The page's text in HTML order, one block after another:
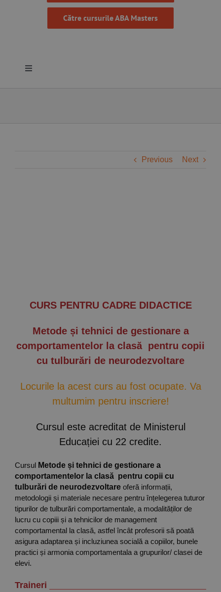
Către cursurile ABA Masters
Toggle
Previous Next
CURS PENTRU CADRE DIDACTICE
Metode și tehnici de gestionare a
comportamentelor la clasă pentru copii
cu tulburări de neurodezvoltare
Locurile la acest curs au fost ocupate. Va
multumim pentru inscriere!
Cursul este acreditat de Ministerul
Educației cu 22 credite.
Cursul Metode și tehnici de gestionare a
comportamentelor la clasă pentru copii cu
tulburări de neurodezvoltare oferă informații,
metodologii și materiale necesare pentru înțelegerea tuturor
tipurilor de tulburări comportamentale, a modalităților de
lucru cu copiii și a tehnicilor de management
comportamental la clasă, astfel încât profesorii să poată
asigura adaptarea și incluziunea socială a copiilor, bunele
practici și armonia comportamentala a grupurilor/ clasei de
elevi.
Traineri